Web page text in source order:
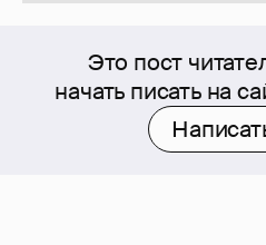
Это пост
начать писать на